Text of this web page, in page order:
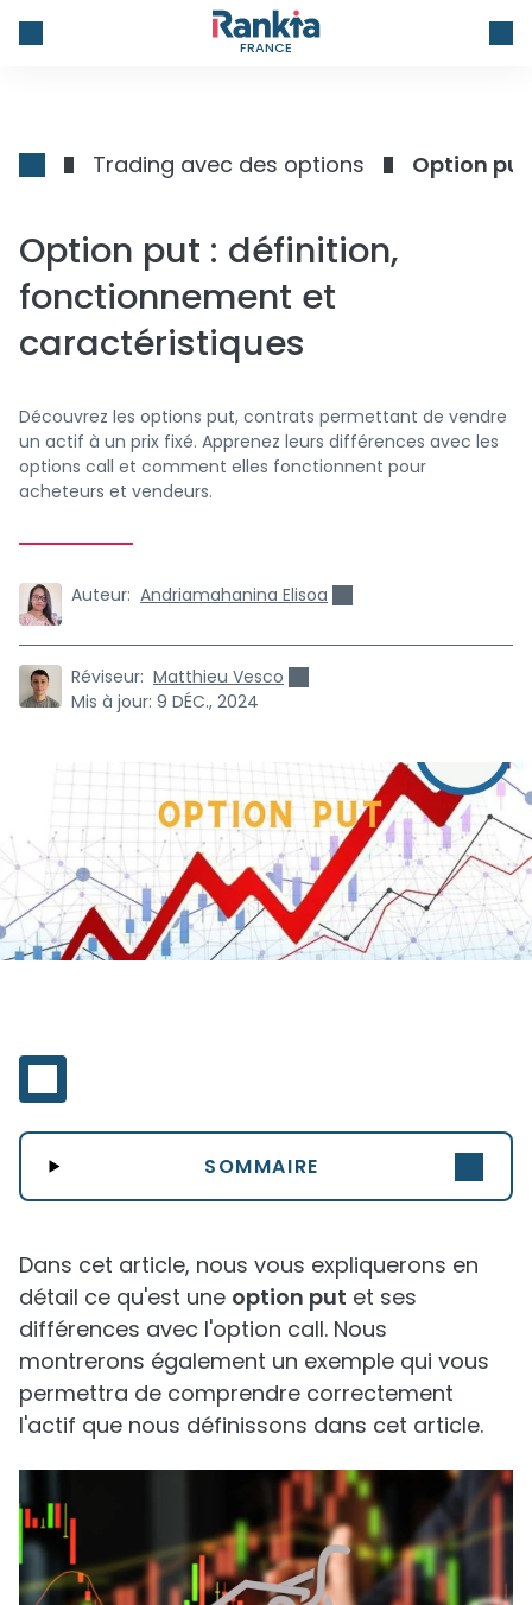
FRANCE
Trading avec des options Option
Option put : définition,
fonctionnement et
caractéristiques
Découvrez les options put, contrats permettant de vendre
un actif à un prix fixé. Apprenez leurs différences avec les
options call et comment elles fonctionnent pour
acheteurs et vendeurs.
Auteur: Andriamahanina Elisoa
Réviseur: Matthieu Vesco
Mis à jour: 9 DÉC., 2024
SOMMAIRE
Dans cet article, nous vous expliquerons en
détail ce qu'est une option put et ses
différences avec l'option call. Nous
montrerons également un exemple qui vous
permettra de comprendre correctement
l'actif que nous définissons dans cet article.